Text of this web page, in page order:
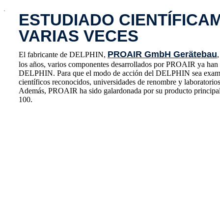
x
ESTUDIADO
VARIAS VECES
El fabricante de DELPHIN, PROAIR GmbH Gerätebau
los años, varios componentes desarrollados por PROAIR ya
DELPHIN. Para que el modo de acción del DELPHIN sea
científicos reconocidos, universidades de renombre y
Además, PROAIR ha sido galardonada por su producto
100.